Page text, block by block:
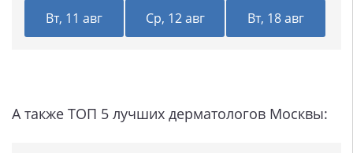
Вт, 11 авг Ср, 12 авг Вт, 18 авг
А также ТОП 5 лучших дерматологов Москвы: